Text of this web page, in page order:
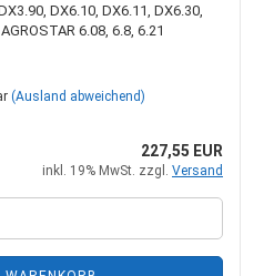
DX6.10, DX6.11, DX6.30,
6.08, 6.8, 6.21
(Ausland abweichend)
227,55 EUR
inkl. 19% MwSt. zzgl. Versand